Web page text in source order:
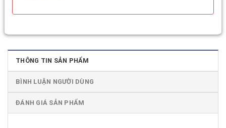
THÔNG TIN SẢN PHẨM
BÌNH LUẬN NGƯỜI DÙNG
ĐÁNH GIÁ SẢN PHẨM